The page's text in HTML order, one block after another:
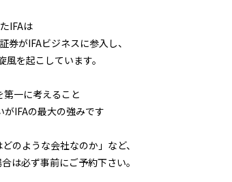
IFAは
がIFAビジネスに参入し、
を起こしています。
一に考えること
IFAの最大の強みです
のような会社なのか」など、
は必ず事前にご予約下さい。